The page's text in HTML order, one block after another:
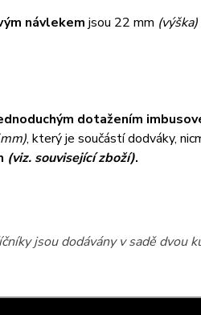
návlekem jsou 22 mm (výška)
dotažením
, který je součástí dodváky,
(viz. související zboží).
jsou dodávány v sadě dvou